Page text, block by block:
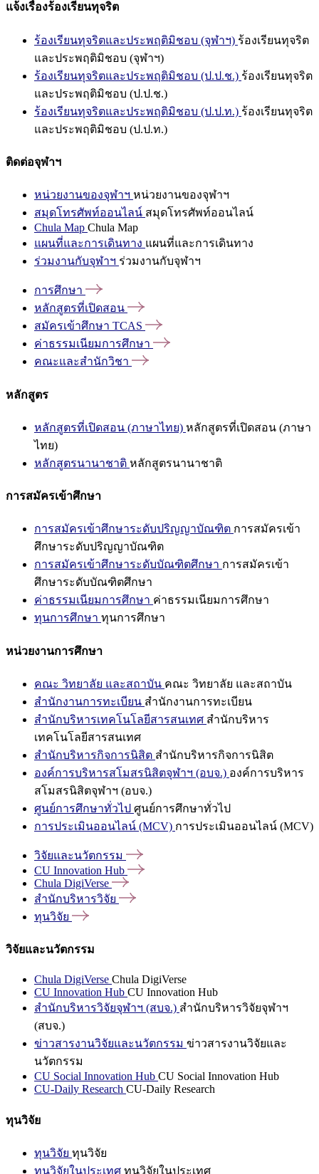
แจ้งเรื่องร้องเรียนทุจริต
ร้องเรียนทุจริตและประพฤติมิชอบ (จุฬาฯ) ร้องเรียนทุจริต
และประพฤติมิชอบ (จุฬาฯ)
ร้องเรียนทุจริตและประพฤติมิชอบ (ป.ป.ช.) ร้องเรียนทุจริต
และประพฤติมิชอบ (ป.ป.ช.)
ร้องเรียนทุจริตและประพฤติมิชอบ (ป.ป.ท.) ร้องเรียนทุจริต
และประพฤติมิชอบ (ป.ป.ท.)
ติดต่อจุฬาฯ
หน่วยงานของจุฬาฯ หน่วยงานของจุฬาฯ
สมุดโทรศัพท์ออนไลน์ สมุดโทรศัพท์ออนไลน์
Chula Map Chula Map
แผนที่และการเดินทาง แผนที่และการเดินทาง
ร่วมงานกับจุฬาฯ ร่วมงานกับจุฬาฯ
การศึกษา
หลักสูตรที่เปิดสอน
สมัครเข้าศึกษา TCAS
ค่าธรรมเนียมการศึกษา
คณะและสำนักวิชา
หลักสูตร
หลักสูตรที่เปิดสอน (ภาษาไทย) หลักสูตรที่เปิดสอน (ภาษา
ไทย)
หลักสูตรนานาชาติ หลักสูตรนานาชาติ
การสมัครเข้าศึกษา
การสมัครเข้าศึกษาระดับปริญญาบัณฑิต การสมัครเข้า
ศึกษาระดับปริญญาบัณฑิต
การสมัครเข้าศึกษาระดับบัณฑิตศึกษา การสมัครเข้า
ศึกษาระดับบัณฑิตศึกษา
ค่าธรรมเนียมการศึกษา ค่าธรรมเนียมการศึกษา
ทุนการศึกษา ทุนการศึกษา
หน่วยงานการศึกษา
คณะ วิทยาลัย และสถาบัน คณะ วิทยาลัย และสถาบัน
สำนักงานการทะเบียน สำนักงานการทะเบียน
สำนักบริหารเทคโนโลยีสารสนเทศ สำนักบริหาร
เทคโนโลยีสารสนเทศ
สำนักบริหารกิจการนิสิต สำนักบริหารกิจการนิสิต
องค์การบริหารสโมสรนิสิตจุฬาฯ (อบจ.) องค์การบริหาร
สโมสรนิสิตจุฬาฯ (อบจ.)
ศูนย์การศึกษาทั่วไป ศูนย์การศึกษาทั่วไป
การประเมินออนไลน์ (MCV) การประเมินออนไลน์ (MCV)
วิจัยและนวัตกรรม
CU Innovation Hub
Chula DigiVerse
สำนักบริหารวิจัย
ทุนวิจัย
วิจัยและนวัตกรรม
Chula DigiVerse Chula DigiVerse
CU Innovation Hub CU Innovation Hub
สำนักบริหารวิจัยจุฬาฯ (สบจ.) สำนักบริหารวิจัยจุฬาฯ
(สบจ.)
ข่าวสารงานวิจัยและนวัตกรรม ข่าวสารงานวิจัยและ
นวัตกรรม
CU Social Innovation Hub CU Social Innovation Hub
CU-Daily Research CU-Daily Research
ทุนวิจัย
ทุนวิจัย ทุนวิจัย
ทุนวิจัยในประเทศ ทุนวิจัยในประเทศ